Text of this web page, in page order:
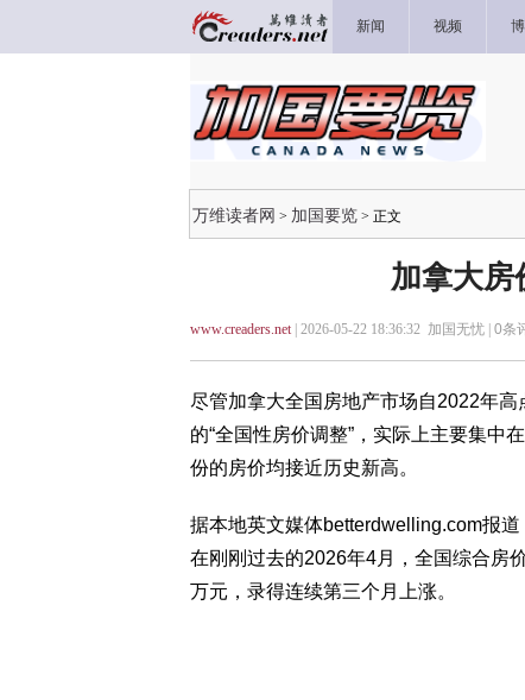
新闻 视频
万维读者网 > 加国要览 > 正文
加拿大房
www.creaders.net| 2026-05-22 18:36:32 加国无忧 | 0条
尽管加拿大全国房地产市场自2022年
的“全国性房价调整”，实际上主要集
份的房价均接近历史新高。
据本地英文媒体betterdwelling.com报
在刚刚过去的2026年4月，全国综合房
万元，录得连续第三个月上涨。